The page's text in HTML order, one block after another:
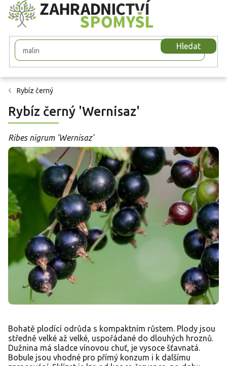
Přejít
na
obsah
Hledat
Rybíz černý
Rybíz černý 'Wernisaz'
Ribes nigrum 'Wernisaz'
Bohatě plodící odrůda s kompaktním růstem. Plody jsou
středně velké až velké, uspořádané do dlouhých hroznů.
Dužnina má sladce vínovou chuť, je vysoce šťavnatá.
Bobule jsou vhodné pro přímý konzum i k dalšímu